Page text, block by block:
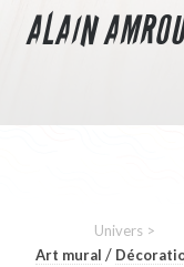
ALAIN
Univers >
Art mural /